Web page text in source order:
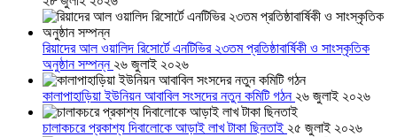
রিয়াদের আল ওয়ালিদ রিসোর্টে এনটিভির ২৩তম প্রতিষ্ঠাবার্ষিকী ও সাংস্কৃতিক
অনুষ্ঠান সম্পন্ন ২৬ জুলাই ২০২৬
কালাপাহাড়িয়া ইউনিয়ন আবাবিল সংসদের নতুন কমিটি গঠন ২৬ জুলাই ২০২৬
চালাকচরে প্রকাশ্য দিবালোকে আড়াই লাখ টাকা ছিনতাই ২৫ জুলাই ২০২৬